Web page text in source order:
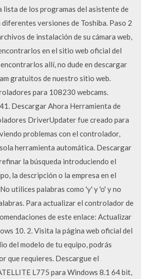
lista de los programas del asistente de
diferentes versiones de Toshiba. Paso 2
de instalación de su cámara web,
en el sitio web oficial del
allí, no dude en descargar
gratuitos de nuestro sitio web.
para 108230 webcams.
Descargar Ahora Herramienta de
DriverUpdater fue creado para
problemas con el controlador,
herramienta automática. Descargar
la búsqueda introduciendo el
la descripción o la empresa en el
utilices palabras como 'y' y 'o' y no
Para actualizar el controlador de
de este enlace: Actualizar
10. 2. Visita la página web oficial del
del modelo de tu equipo, podrás
que requieres. Descargue el
L775 para Windows 8.1 64 bit,